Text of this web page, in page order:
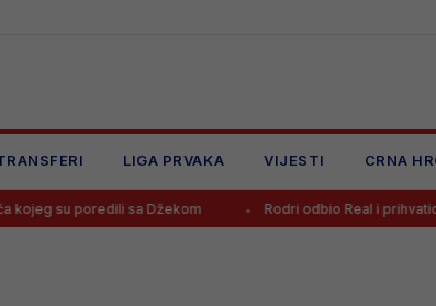
LIGA PRVAKA VIJESTI CRNA
sa Džekom Rodri odbio Real i prihvatio ponudu